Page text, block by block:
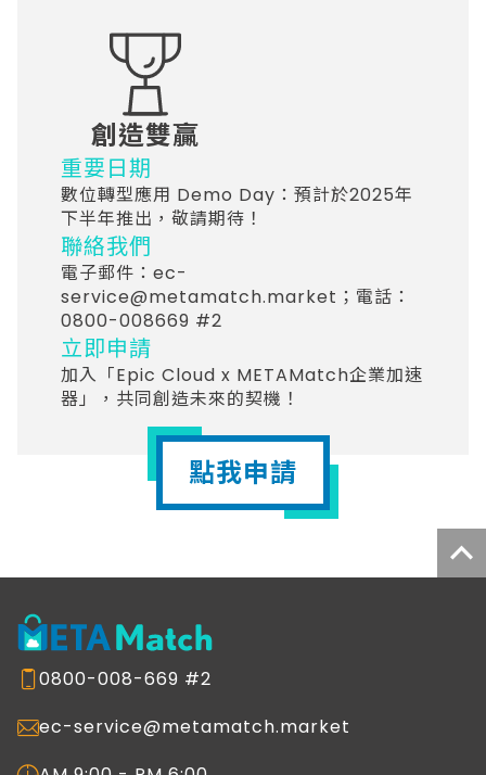
創造雙贏
重要日期
數位轉型應用 Demo Day：預計於2025年
下半年推出，敬請期待！
聯絡我們
電子郵件： ec-
service@metamatch.market ；電話：
0800-008669 #2
立即申請
加入「Epic Cloud x METAMatch企業加速
器」，共同創造未來的契機！
點我申請
0800-008-669 #2
ec-service@metamatch.market